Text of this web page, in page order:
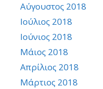
Αύγουστος 2018
Ιούλιος 2018
Ιούνιος 2018
Μάιος 2018
Απρίλιος 2018
Μάρτιος 2018